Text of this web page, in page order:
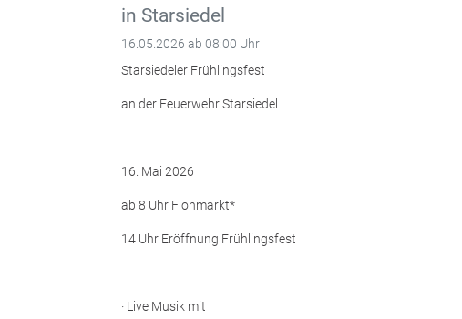
in Starsiedel
16.05.2026 ab 08:00 Uhr
Starsiedeler Frühlingsfest
an der Feuerwehr Starsiedel
16. Mai 2026
ab 8 Uhr Flohmarkt*
14 Uhr Eröffnung Frühlingsfest
· Live Musik mit